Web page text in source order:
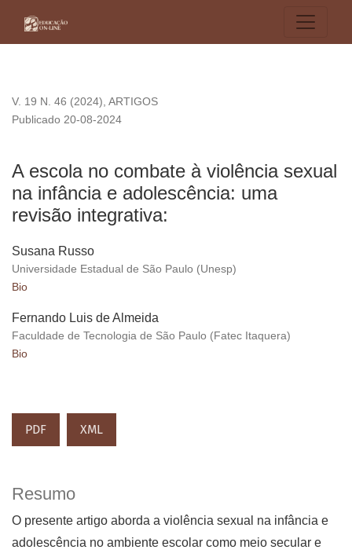
V. 19 N. 46 (2024), ARTIGOS
A escola no combate à violência sexual
na infância e adolescência: uma
revisão integrativa:
Publicado 20-08-2024
Susana Russo
Universidade Estadual de São Paulo (Unesp)
Bio
Fernando Luis de Almeida
Faculdade de Tecnologia de São Paulo (Fatec Itaquera)
Bio
PDF XML
Resumo
O presente artigo aborda a violência sexual na infância e
adolescência no ambiente escolar como meio secular e